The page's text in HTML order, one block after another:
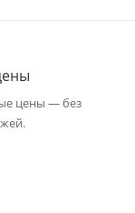
цены — без